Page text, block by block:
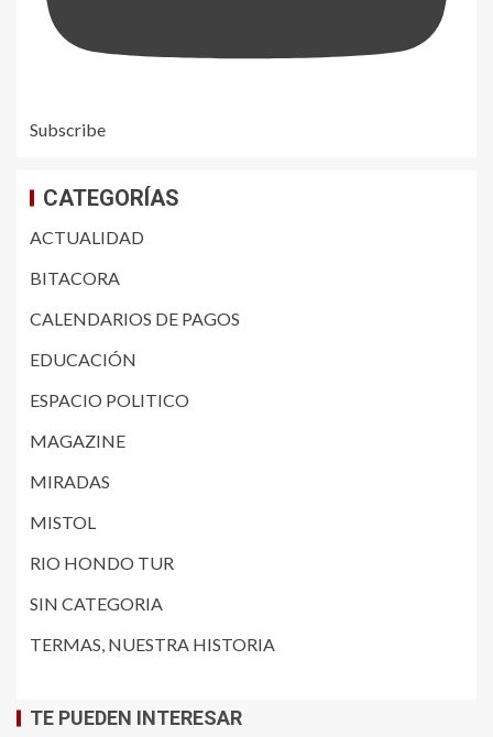
Subscribe
CATEGORÍAS
ACTUALIDAD
BITACORA
CALENDARIOS DE PAGOS
EDUCACIÓN
ESPACIO POLITICO
MAGAZINE
MIRADAS
MISTOL
RIO HONDO TUR
SIN CATEGORIA
TERMAS, NUESTRA HISTORIA
TE PUEDEN INTERESAR